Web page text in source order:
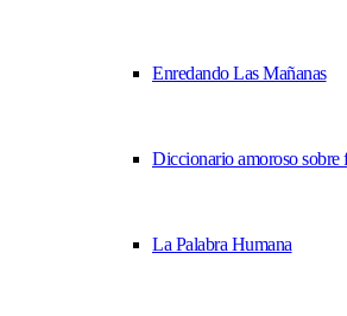
Enredando Las Mañanas
Diccionario amoroso sobre
La Palabra Humana